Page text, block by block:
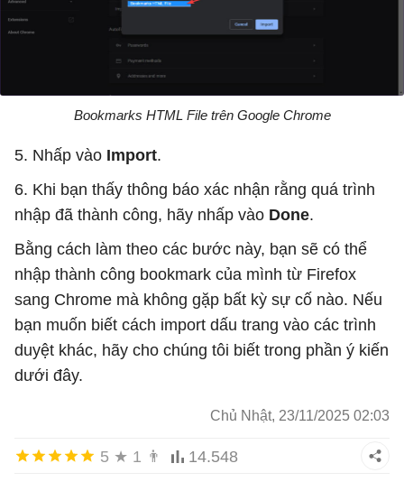
Bookmarks HTML File trên Google Chrome
5. Nhấp vào Import.
6. Khi bạn thấy thông báo xác nhận rằng quá trình
nhập đã thành công, hãy nhấp vào Done.
Bằng cách làm theo các bước này, bạn sẽ có thể
nhập thành công bookmark của mình từ Firefox
sang Chrome mà không gặp bất kỳ sự cố nào. Nếu
bạn muốn biết cách import dấu trang vào các trình
duyệt khác, hãy cho chúng tôi biết trong phần ý kiến
​​dưới đây.
Chủ Nhật, 23/11/2025 02:03
5 ★ 1 👨 14.548